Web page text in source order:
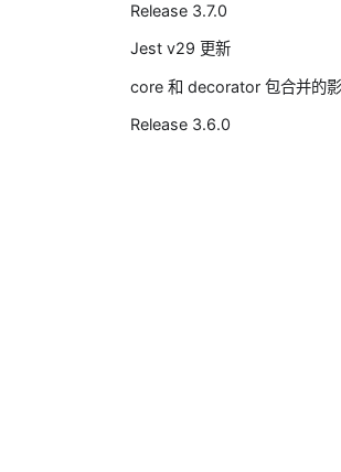
Release 3.7.0
Jest v29 更新
core 和 decorator 包合并的
Release 3.6.0